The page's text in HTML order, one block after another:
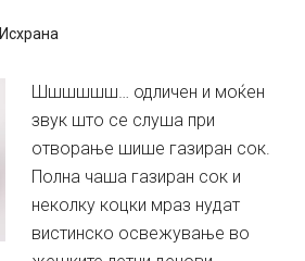
Исхрана
Шшшшшш… одличен и моќен
звук што се слуша при
отворање шише газиран сок.
Полна чаша газиран сок и
неколку коцки мраз нудат
вистинско освежување во